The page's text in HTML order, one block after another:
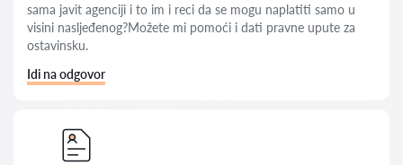
sama javit agenciji i to im i reci da se mogu naplatiti samo u
visini nasljeđenog?Možete mi pomoći i dati pravne upute za
ostavinsku.
Idi na odgovor